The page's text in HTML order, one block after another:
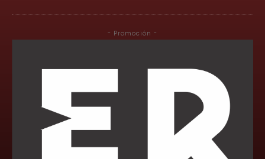
- Promoción -